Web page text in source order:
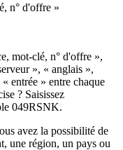
n° d'offre »
mot-clé, n° d'offre »,
», « anglais »,
entrée » entre chaque
? Saisissez
049RSNK.
avez la possibilité de
une région, un pays ou